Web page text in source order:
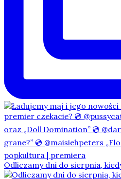
Odliczamy dni do sierpnia,